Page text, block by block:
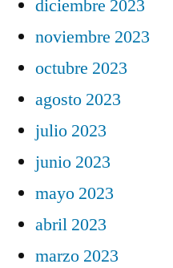
diciembre 2023
noviembre 2023
octubre 2023
agosto 2023
julio 2023
junio 2023
mayo 2023
abril 2023
marzo 2023